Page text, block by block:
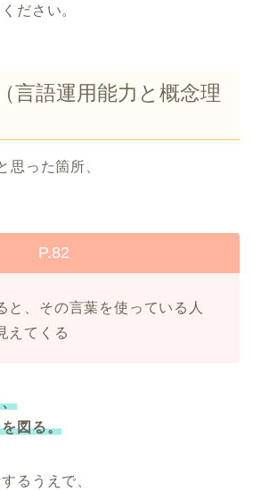
ださい。
言語運用能力と概念理
思った箇所、
P.82
と、その言葉を使っている人
えてくる
図る。
るうえで、